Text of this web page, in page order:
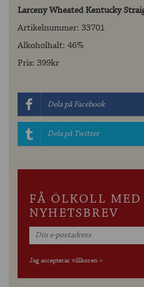
Larceny Wheated Kentucky
Artikelnummer: 33701
Alkoholhalt: 46%
Pris: 399kr
Dela på Facebook
Dela på Twitter
FÅ ÖLKOLL MED
NYHETSBREV
Jag accepterar villkoren »